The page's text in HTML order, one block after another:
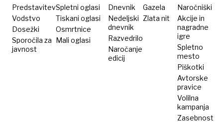
Predstavitev
Vodstvo
Dosežki
Sporočila za
javnost
Spletni oglasi
Tiskani oglasi
Osmrtnice
Mali oglasi
Dnevnik
Nedeljski
dnevnik
Razvedrilo
Naročanje
edicij
Gazela
Zlata nit
Naročniški
Akcije in
nagradne
igre
Spletno
mesto
Piškotki
Avtorske
pravice
Volilna
kampanja
Zasebnost